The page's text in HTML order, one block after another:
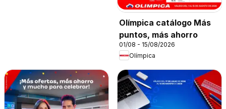
Olímpica catálogo Más
puntos, más ahorro
01/08 - 15/08/2026
Olímpica